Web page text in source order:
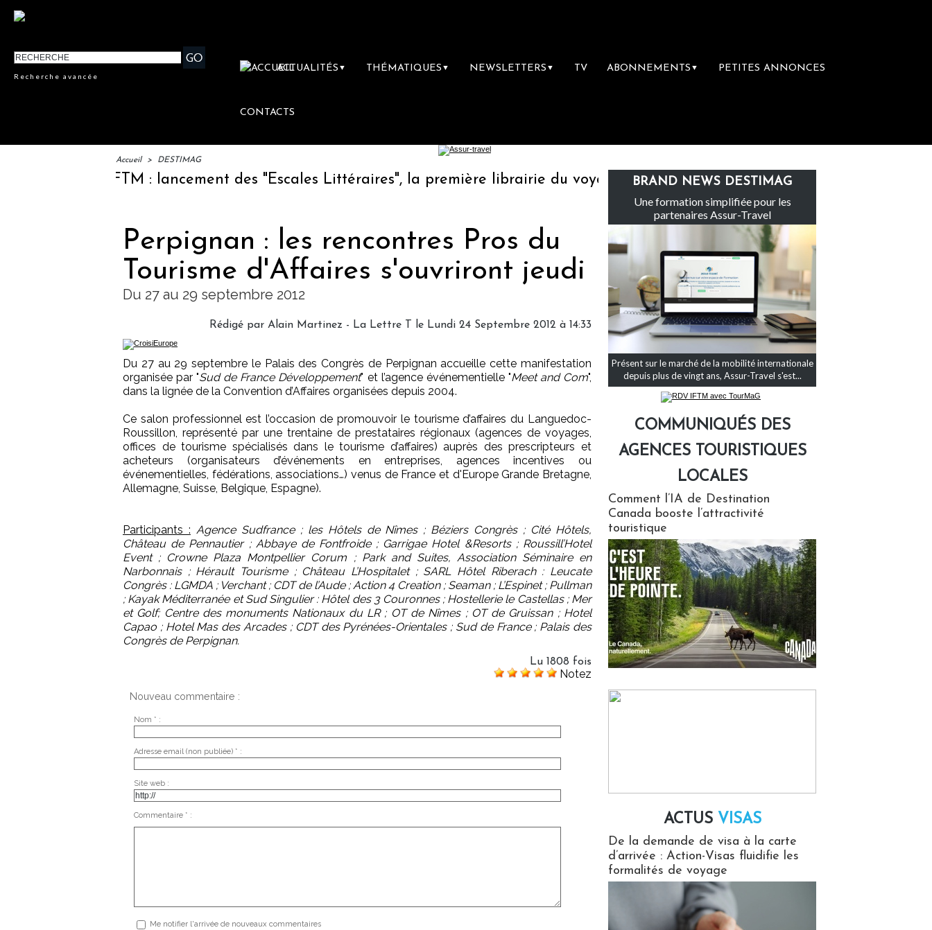
Recherche avancée
ACTUALITÉS ▼ THÉMATIQUES ▼ NEWSLETTERS ▼ TV ABONNEMENTS ▼ PETITES ANNONCES
CONTACTS
Accueil > DESTIMAG
IFTM : lancement des "Escales Littéraires", la première librairie du voyage Le groupe Sainte-Claire rachète Eden Tour
Perpignan : les rencontres Pros du
Tourisme d'Affaires s'ouvriront jeudi
Du 27 au 29 septembre 2012
Rédigé par Alain Martinez - La Lettre T le Lundi 24 Septembre 2012 à 14:33
Du 27 au 29 septembre le Palais des Congrès de Perpignan accueille cette manifestation
organisée par "Sud de France Développement" et l’agence événementielle "Meet and Com",
dans la lignée de la Convention d’Affaires organisées depuis 2004.
Ce salon professionnel est l’occasion de promouvoir le tourisme d’affaires du Languedoc-
Roussillon, représenté par une trentaine de prestataires régionaux (agences de voyages,
offices de tourisme spécialisés dans le tourisme d’affaires) auprès des prescripteurs et
acheteurs (organisateurs d’événements en entreprises, agences incentives ou
événementielles, fédérations, associations…) venus de France et d'Europe Grande Bretagne,
Allemagne, Suisse, Belgique, Espagne).
Participants : Agence Sudfrance ; les Hôtels de Nîmes ; Béziers Congrès ; Cité Hôtels,
Château de Pennautier ; Abbaye de Fontfroide ; Garrigae Hotel &Resorts ; Roussill’Hotel
Event ; Crowne Plaza Montpellier Corum ; Park and Suites, Association Séminaire en
Narbonnais ; Hérault Tourisme ; Château L’Hospitalet ; SARL Hôtel Riberach : Leucate
Congrès : LGMDA ; Verchant ; CDT de l’Aude ; Action 4 Creation ; Seaman ; L’Espinet ; Pullman
; Kayak Méditerranée et Sud Singulier : Hôtel des 3 Couronnes ; Hostellerie le Castellas ; Mer
et Golf; Centre des monuments Nationaux du LR ; OT de Nîmes ; OT de Gruissan ; Hotel
Capao ; Hotel Mas des Arcades ; CDT des Pyrénées-Orientales ; Sud de France ; Palais des
Congrès de Perpignan.
Lu 1808 fois
Notez
Nouveau commentaire :
Nom * :
Adresse email (non publiée) * :
Site web :
Commentaire * :
Me notifier l'arrivée de nouveaux commentaires
BRAND NEWS DESTIMAG
Une formation simplifiée pour les
partenaires Assur-Travel
Présent sur le marché de la mobilité internationale
depuis plus de vingt ans, Assur-Travel s'est...
COMMUNIQUÉS DES
AGENCES TOURISTIQUES
LOCALES
Comment l’IA de Destination
Canada booste l’attractivité
touristique
ACTUS VISAS
De la demande de visa à la carte
d’arrivée : Action-Visas fluidifie les
formalités de voyage